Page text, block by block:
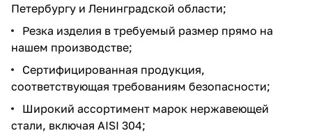
Петербургу и Ленинградской области;
Резка изделия в требуемый размер прямо на
нашем производстве;
Сертифицированная продукция,
соответствующая требованиям безопасности;
Широкий ассортимент марок нержавеющей
стали, включая AISI 304;